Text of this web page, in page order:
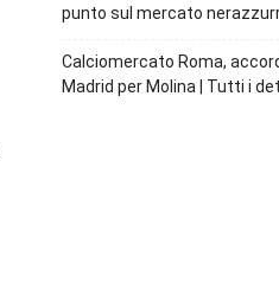
punto sul mercato
Calciomercato Roma,
Madrid per Molina | Tutti i